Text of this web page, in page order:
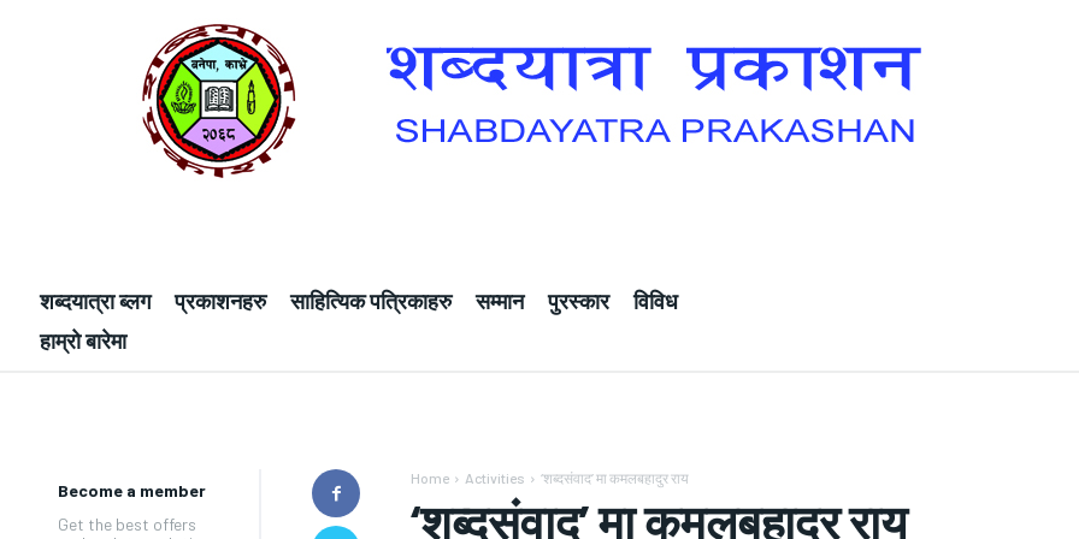
शब्दयात्रा ब्लग प्रकाशनहरु साहित्यिक पत्रिकाहरु सम्मान पुरस्कार
विविध
हाम्रो बारेमा
Become a member
Get the best offers
Home Activities ‘शब्दसंवाद’ मा कमलबहादुर राय
‘शब्दसंवाद’ मा कमलबहादुर राय